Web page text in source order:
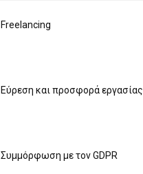
Freelancing
Εύρεση και προσφορά εργασίας
Συμμόρφωση με τον GDPR